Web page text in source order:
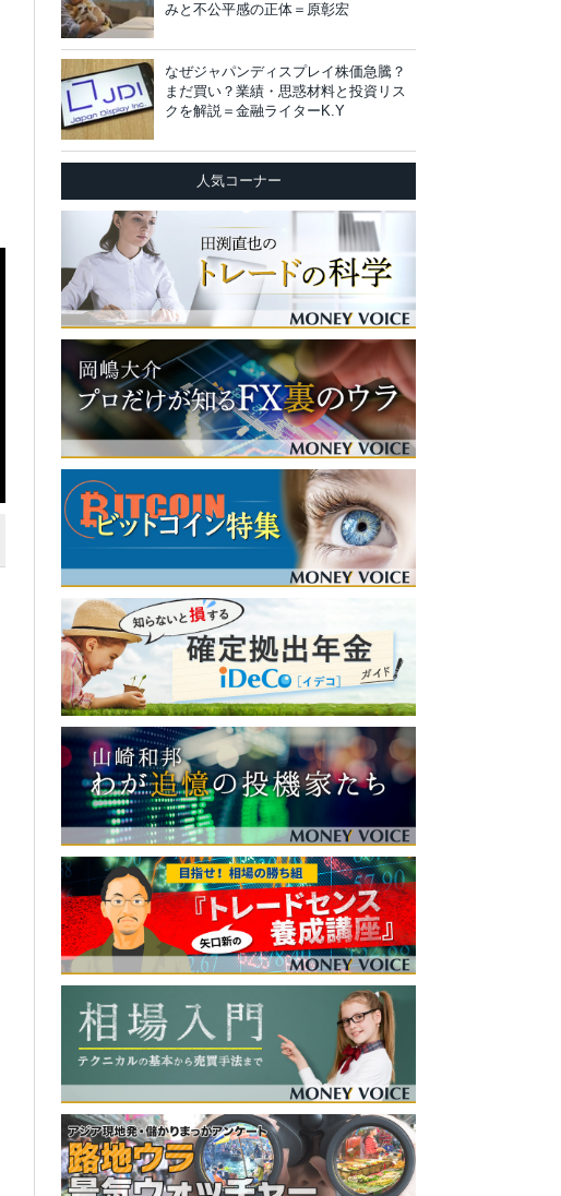
みと不公平感の正体＝原彰宏
なぜジャパンディスプレイ株価急騰？
まだ買い？業績・思惑材料と投資リス
クを解説＝金融ライターK.Y
人気コーナー